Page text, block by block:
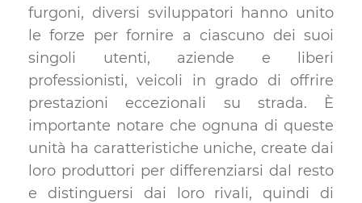
furgoni, diversi sviluppatori hanno unito
le forze per fornire a ciascuno dei suoi
singoli utenti, aziende e liberi
professionisti, veicoli in grado di offrire
prestazioni eccezionali su strada. È
importante notare che ognuna di queste
unità ha caratteristiche uniche, create dai
loro produttori per differenziarsi dal resto
e distinguersi dai loro rivali, quindi di